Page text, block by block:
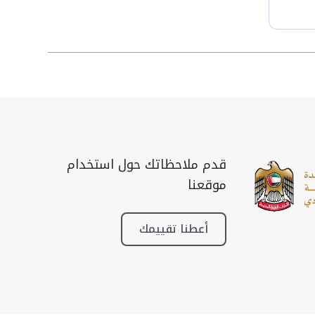
قدم ملاحظاتك حول استخدام
موقعنا
أعطنا تقييمك